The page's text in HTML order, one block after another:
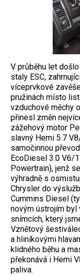
V průběhu let
staly ESC,
víceprvkové
pružinách místo
vzduchové měchy
přinesl změn
zážehový motor
slavný Hemi 5.7
samočinnou
EcoDiesel 3.0 V6/
Powertrain), jenž
výhradně s
Chrysler do
Cummins Diesel
novým ústrojím byl
snímcích, který
Vznětový
a hliníkovými
klidného běhu a
překonává i Hemi
paliva.